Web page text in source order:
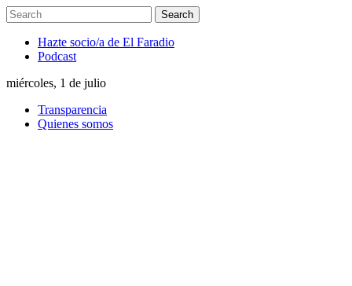
Hazte socio/a de El Faradio
Podcast
miércoles, 1 de julio
Transparencia
Quienes somos